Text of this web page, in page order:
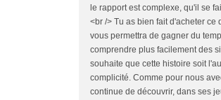
le rapport est complexe, qu'il se
<br /> Tu as bien fait d'acheter ce
vous permettra de gagner du
comprendre plus facilement des
souhaite que cette histoire soit
complicité. Comme pour nous
continue de découvrir, dans ses